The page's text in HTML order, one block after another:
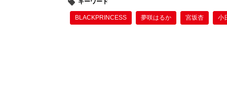
キーワード
BLACKPRINCESS 夢咲はるか 宮坂杏 小